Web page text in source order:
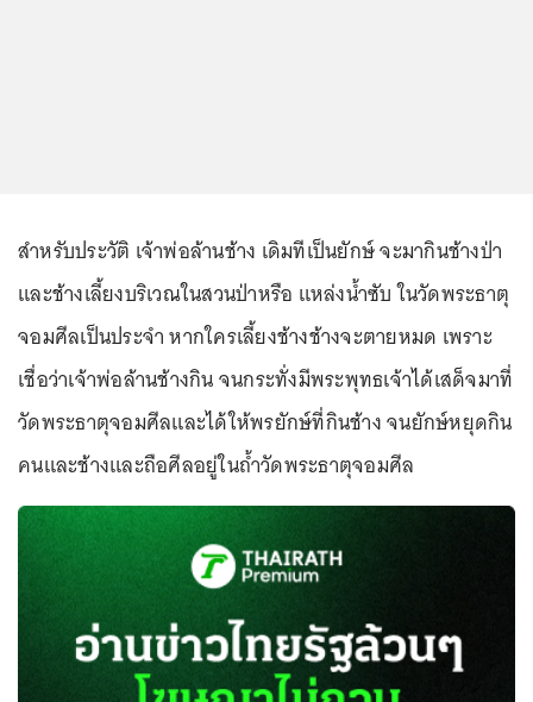
สำหรับประวัติ เจ้าพ่อล้านช้าง เดิมทีเป็นยักษ์ จะมากินช้างป่า
และช้างเลี้ยงบริเวณในสวนป่าหรือ แหล่งน้ำซับ ในวัดพระธาตุ
จอมศีลเป็นประจำ หากใครเลี้ยงช้างช้างจะตายหมด เพราะ
เชื่อว่าเจ้าพ่อล้านช้างกิน จนกระทั่งมีพระพุทธเจ้าได้เสด็จมาที่
วัดพระธาตุจอมศีลและได้ให้พรยักษ์ที่กินช้าง จนยักษ์หยุดกิน
คนและช้างและถือศีลอยู่ในถ้ำวัดพระธาตุจอมศีล